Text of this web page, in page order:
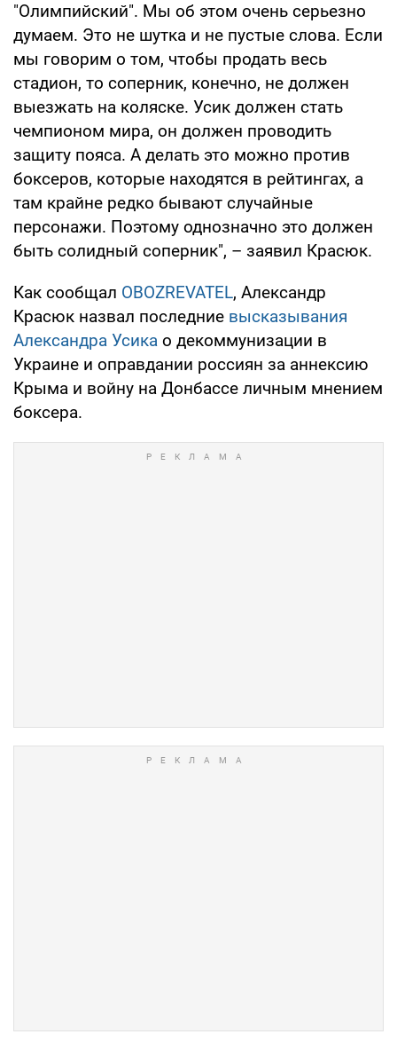
"Олимпийский". Мы об этом очень серьезно
думаем. Это не шутка и не пустые слова. Если
мы говорим о том, чтобы продать весь
стадион, то соперник, конечно, не должен
выезжать на коляске. Усик должен стать
чемпионом мира, он должен проводить
защиту пояса. А делать это можно против
боксеров, которые находятся в рейтингах, а
там крайне редко бывают случайные
персонажи. Поэтому однозначно это должен
быть солидный соперник", – заявил Красюк.
Как сообщал OBOZREVATEL, Александр
Красюк назвал последние высказывания
Александра Усика о декоммунизации в
Украине и оправдании россиян за аннексию
Крыма и войну на Донбассе личным мнением
боксера.